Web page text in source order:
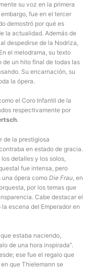
su voz en la primera
fue en el tercer
demostró por qué es
la actualidad. Además de
despedirse de la Nodriza,
el melodrama, su texto
de un hito final de todas las
Su encarnación, su
la ópera.
el Coro Infantil de la
respectivamente por
.
de la prestigiosa
en estado de gracia.
detalles y los solos,
fue intensa, pero
ópera como Die Frau , en
por los temas que
Cabe destacar el
escena del Emperador en
estaba naciendo,
de una hora inspirada”.
ese fue el regalo que
que Thielemann se